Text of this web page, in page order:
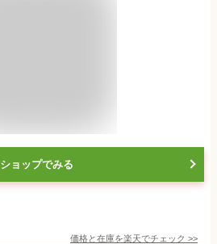
ショップでみる
価格と在庫を楽天でチェック >>